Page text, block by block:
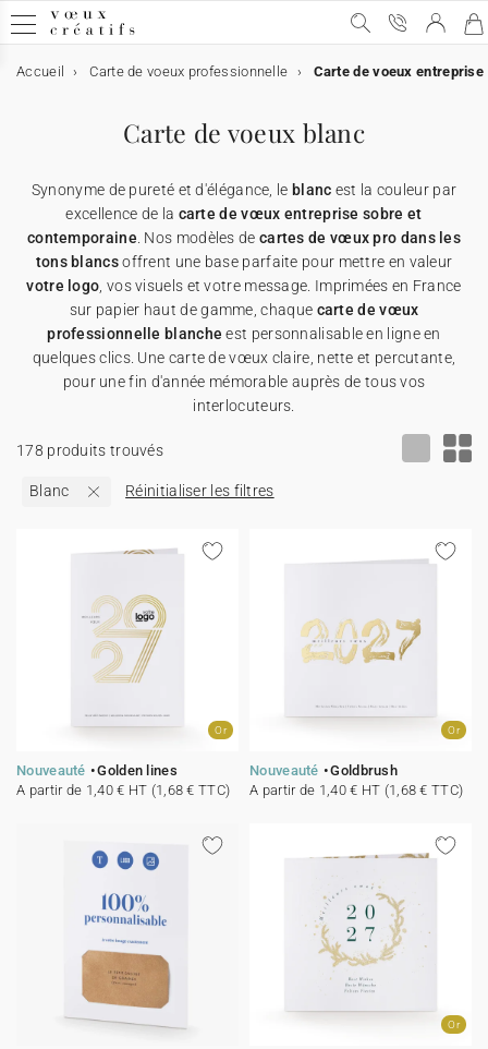
Carte de voeux
Carte de voeux
➞ Toutes les cartes de voeux
Carte de voeux avec dorure
Carte de voeux humour
Carte de voeux Noël
Carte de voeux originale
Carte de voeux avec graines
★ Demande de devis
Carte de voeux digitale
Carte de voeux digitale
➞ Toutes les cartes digitales
Carte de voeux virtuelle
Carte de voeux vidéo
Carte de voeux vidéo premium
★ Demande de devis
Carte de voeux & chocolat
Carte de voeux & chocolat
➞ Toutes les cartes chocolats
Etui chocolat
Tablette chocolat
Carte avec deux chocolats
★ Demande d'échantillons
★ Demande de devis
Calendrier personnalisé
Calendrier personnalisé
➞ Tous les calendriers
★ Demande de devis
Objets personnalisés
Objets personnalisés
➞ Tous les supports
Affiches
Appareils photos jetables
Cartes cadeau
Cartes de remerciements
Invitations professionelles
Etiquettes d'enveloppe
Présentoirs comptoir
Accueil Carte de voeux professionnelle Carte de voeux entreprise
Carte de voeux blanc
Synonyme de pureté et d'élégance, le blanc est la couleur par
excellence de la carte de vœux entreprise sobre et
contemporaine . Nos modèles de cartes de vœux pro dans les
tons blancsoffrent une base parfaite pour mettre en valeur
votre logo , vos visuels et votre message. Imprimées en France
sur papier haut de gamme, chaque carte de vœux
professionnelle blanche est personnalisable en ligne en
quelques clics. Une carte de vœux claire, nette et percutante,
pour une fin d'année mémorable auprès de tous vos
interlocuteurs.
Blanc Réinitialiser les filtres
178 produits trouvés
Or
Nouveauté
Golden lines
A partir de 1,40 € HT (1,68 € TTC)
Or
Nouveauté
Goldbrush
A partir de 1,40 € HT (1,68 € TTC)
Or